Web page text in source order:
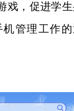
戏，促进学
管理工作